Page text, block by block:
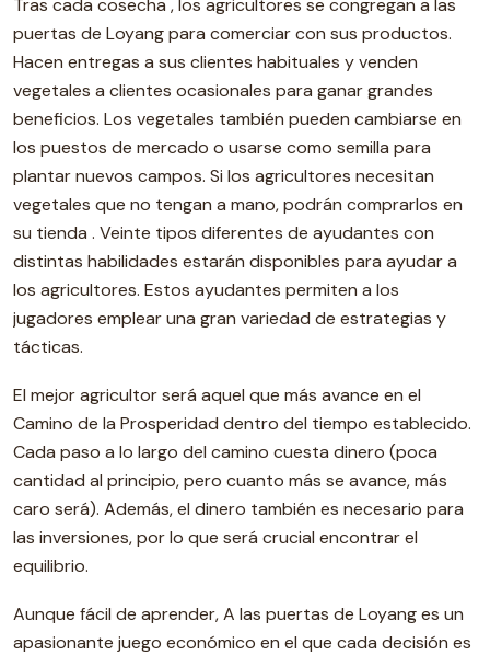
Tras cada cosecha , los agricultores se congregan a las
puertas de Loyang para comerciar con sus productos.
Hacen entregas a sus clientes habituales y venden
vegetales a clientes ocasionales para ganar grandes
beneficios. Los vegetales también pueden cambiarse en
los puestos de mercado o usarse como semilla para
plantar nuevos campos. Si los agricultores necesitan
vegetales que no tengan a mano, podrán comprarlos en
su tienda . Veinte tipos diferentes de ayudantes con
distintas habilidades estarán disponibles para ayudar a
los agricultores. Estos ayudantes permiten a los
jugadores emplear una gran variedad de estrategias y
tácticas.
El mejor agricultor será aquel que más avance en el
Camino de la Prosperidad dentro del tiempo establecido.
Cada paso a lo largo del camino cuesta dinero (poca
cantidad al principio, pero cuanto más se avance, más
caro será). Además, el dinero también es necesario para
las inversiones, por lo que será crucial encontrar el
equilibrio.
Aunque fácil de aprender, A las puertas de Loyang es un
apasionante juego económico en el que cada decisión es